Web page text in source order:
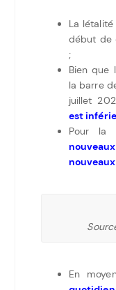
La
début de
;
Bien que
la barre
juillet
est
Pour la
En